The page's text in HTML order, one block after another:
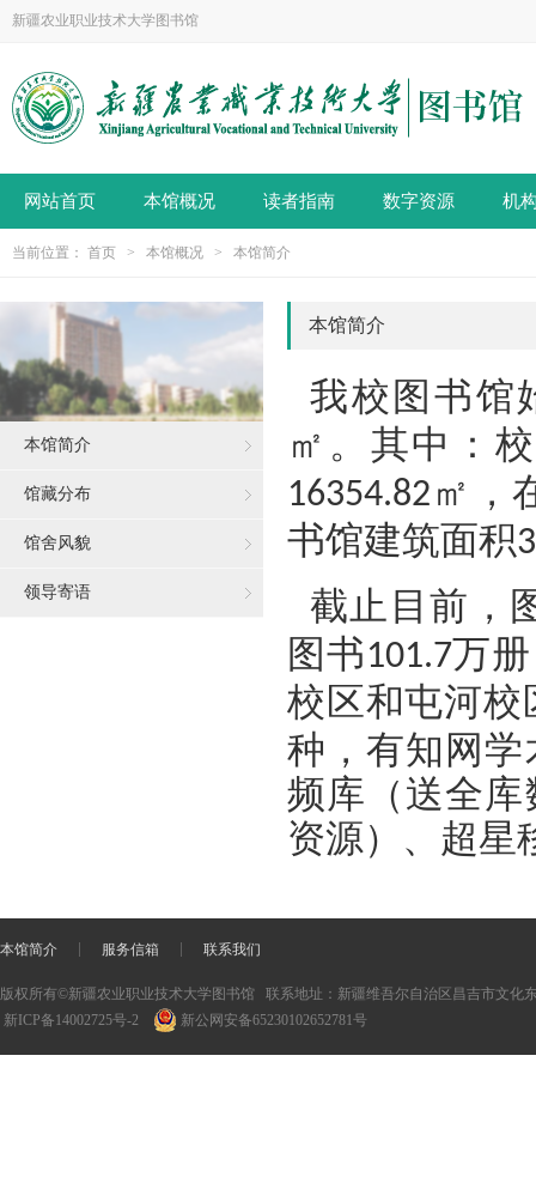
新疆农业职业技术大学图书馆
网站首页 本馆概况 读者指南 数字资源 机
当前位置： 首页 > 本馆概况 > 本馆简介
本馆简介
馆藏分布
馆舍风貌
领导寄语
本馆简介
我校 图书馆
㎡。 其中：
16354.82 ㎡ ，
书馆建筑面积
截止目前，
图书101.7万
校区和屯河校
种，有知网学
频库（送全
资源） 、超星
本馆简介 服务信箱 联系我们
版权所有©新疆农业职业技术大学图书馆 联系地址：新疆维吾尔自治区昌吉市文化
新ICP备14002725号-2
新公网安备65230102652781号